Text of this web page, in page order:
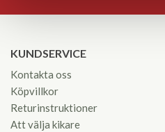
KUNDSERVICE
Kontakta oss
Köpvillkor
Returinstruktioner
Att välja kikare